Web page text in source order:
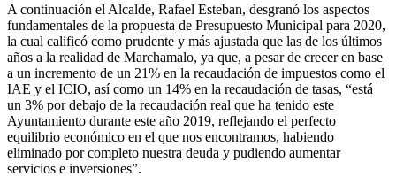
A continuación el Alcalde, Rafael Esteban, desgranó los aspectos
fundamentales de la propuesta de Presupuesto Municipal para 2020,
la cual calificó como prudente y más ajustada que las de los últimos
años a la realidad de Marchamalo, ya que, a pesar de crecer en base
a un incremento de un 21% en la recaudación de impuestos como el
IAE y el ICIO, así como un 14% en la recaudación de tasas, “está
un 3% por debajo de la recaudación real que ha tenido este
Ayuntamiento durante este año 2019, reflejando el perfecto
equilibrio económico en el que nos encontramos, habiendo
eliminado por completo nuestra deuda y pudiendo aumentar
servicios e inversiones”.